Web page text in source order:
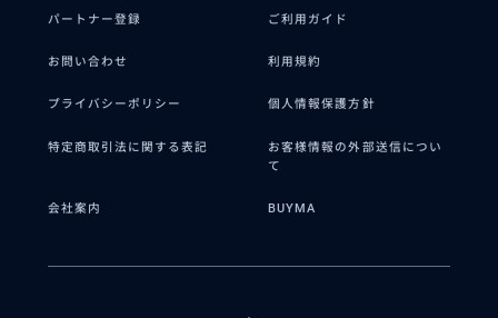
パートナー登録 ご利用ガイド
お問い合わせ 利用規約
プライバシーポリシー 個人情報保護方針
特定商取引法に関する表記
お客様情報の外部送信につい
て
会社案内 BUYMA